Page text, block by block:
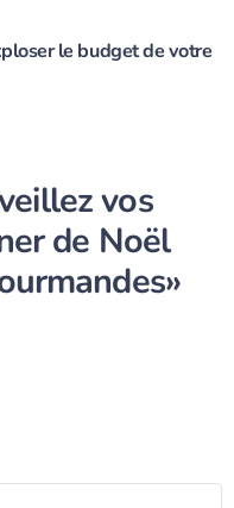
le budget de votre
vos
de Noël